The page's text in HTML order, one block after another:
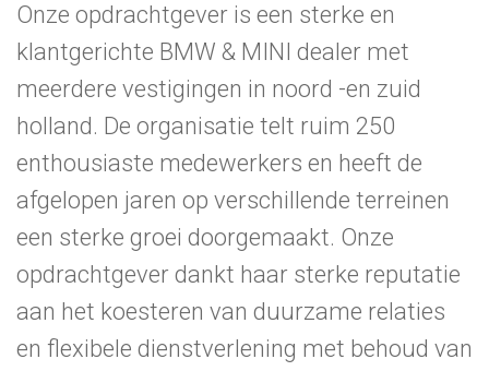
Onze opdrachtgever is een sterke en
klantgerichte BMW & MINI dealer met
meerdere vestigingen in noord -en zuid
holland. De organisatie telt ruim 250
enthousiaste medewerkers en heeft de
afgelopen jaren op verschillende terreinen
een sterke groei doorgemaakt. Onze
opdrachtgever dankt haar sterke reputatie
aan het koesteren van duurzame relaties
en flexibele dienstverlening met behoud van